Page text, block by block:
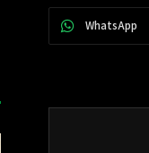
WhatsApp